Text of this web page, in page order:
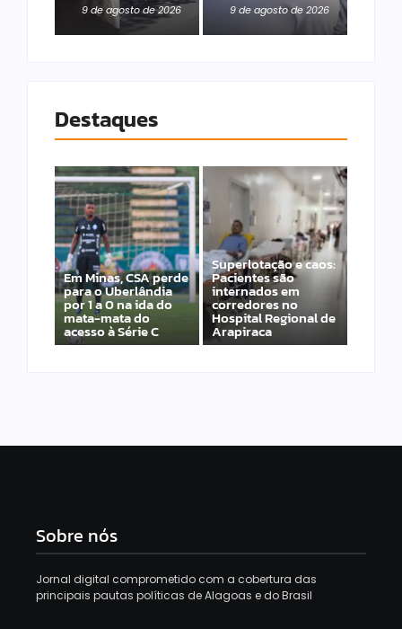
9 de agosto de 2026 9 de agosto de 2026
Destaques
Em Minas, CSA perde
para o Uberlândia
por 1 a 0 na ida do
mata-mata do
acesso à Série C
Superlotação e caos:
Pacientes são
internados em
corredores no
Hospital Regional de
Arapiraca
Sobre nós
Jornal digital comprometido com a cobertura das
principais pautas políticas de Alagoas e do Brasil